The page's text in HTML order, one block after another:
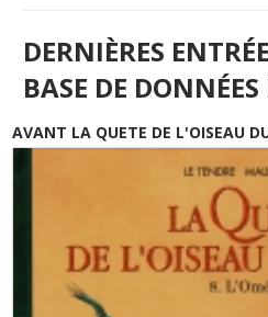
DERNIÈRES
BASE DE DONNÉES
AVANT LA QUETE DE L'OISEAU